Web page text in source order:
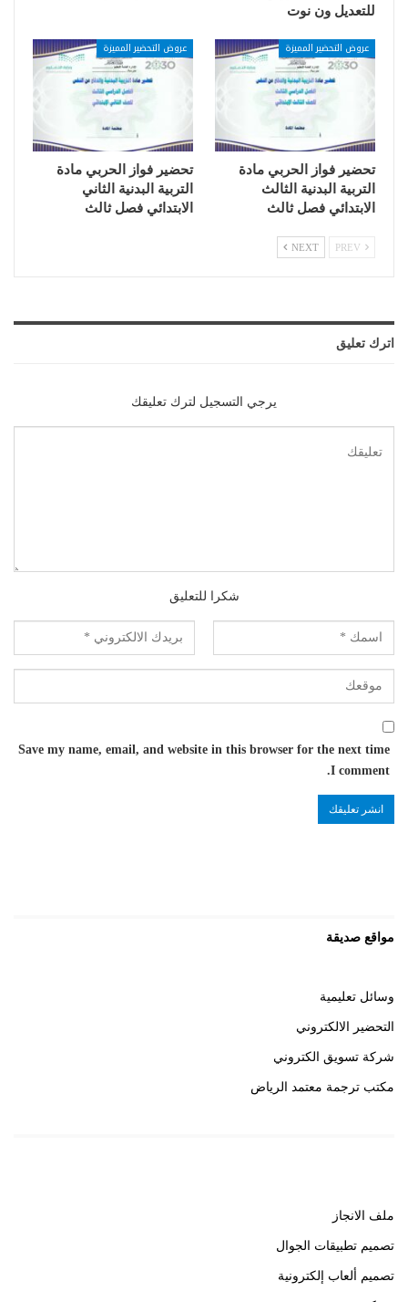
للتعديل ون نوت
عروض التحضير المميزة
تحضير فواز الحربي مادة
التربية البدنية الثالث
الابتدائي فصل ثالث
عروض التحضير المميزة
تحضير فواز الحربي مادة
التربية البدنية الثاني
الابتدائي فصل ثالث
NEXT
اترك تعليق
يرجي التسجيل لترك تعليقك
شكرا للتعليق
Save my name, email, and website in this browser for the next time
I comment.
مواقع صديقة
وسائل تعليمية
التحضير الالكتروني
شركة تسويق الكتروني
مكتب ترجمة معتمد الرياض
ملف الانجاز
تصميم تطبيقات الجوال
تصميم ألعاب إلكترونية